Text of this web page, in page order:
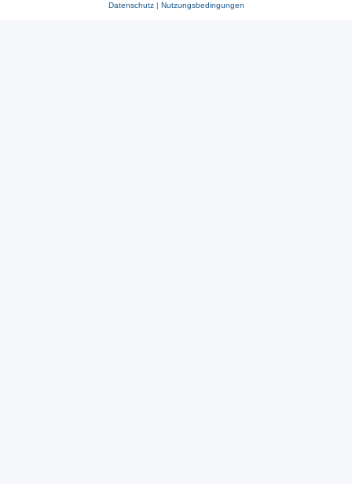
Datenschutz| Nutzungsbedingungen